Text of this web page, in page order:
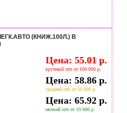
(КНИЖ.100Л.) В
Цена: 55.01 р.
крупный опт от 100 000 р.
Цена: 58.86 р.
средний опт от 50 000 р.
Цена: 65.92 р.
мелкий опт от 10 000 р.